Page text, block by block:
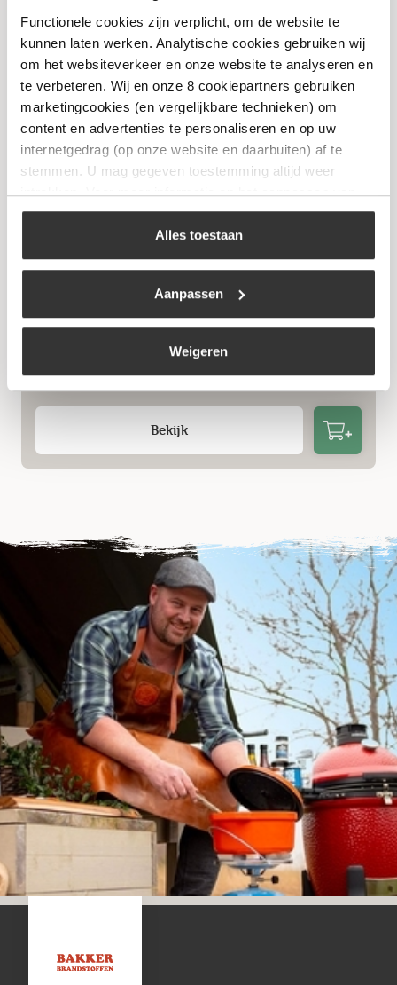
Functionele cookies zijn verplicht, om de website te
kunnen laten werken. Analytische cookies gebruiken wij
om het websiteverkeer en onze website te analyseren en
te verbeteren. Wij en onze 8 cookiepartners gebruiken
marketingcookies (en vergelijkbare technieken) om
content en advertenties te personaliseren en op uw
internetgedrag (op onze website en daarbuiten) af te
stemmen. U mag gegeven toestemming altijd weer
intrekken. Voor meer informatie en het aanpassen van
uw keuze op onze website verwijzen wij u naar ons
Alles toestaan
Aanpassen
Weigeren
€9,99
Bekijk
Noskos Chicken Rub
€9,99
Bekijk